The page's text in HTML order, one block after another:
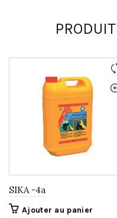
SIKA -4a
Ajouter au panier